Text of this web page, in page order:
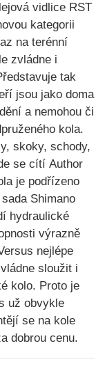
vidlice RST
kategorii
na terénní
zvládne i
tak
jsou jako doma
a nemohou či
kola.
skoky, schody,
se cítí Author
je podřízeno
Shimano
hydraulické
výrazně
nejlépe
sloužit i
kolo. Proto je
už obvykle
se na kole
dobrou cenu.